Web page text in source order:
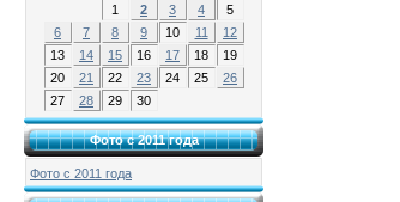
1
2 3 4
5
6
7 8 9 10 11
12
13
14 15 16 17 18
19
20
21 22 23 24 25
26
27
28 29 30
Фото с 2011 года
Фото с 2011 года